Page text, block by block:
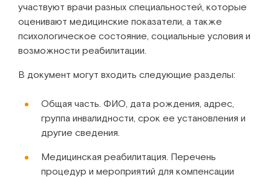
участвуют врачи разных специальностей, которые
оценивают медицинские показатели, а также
психологическое состояние, социальные условия и
возможности реабилитации.
В документ могут входить следующие разделы:
Общая часть. ФИО, дата рождения, адрес,
группа инвалидности, срок ее установления и
другие сведения.
Медицинская реабилитация. Перечень
процедур и мероприятий для компенсации